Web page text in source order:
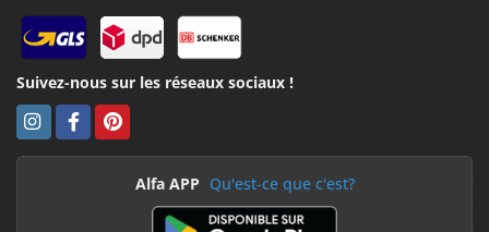
Suivez-nous sur les réseaux sociaux !
Alfa APP Qu'est-ce que c'est?